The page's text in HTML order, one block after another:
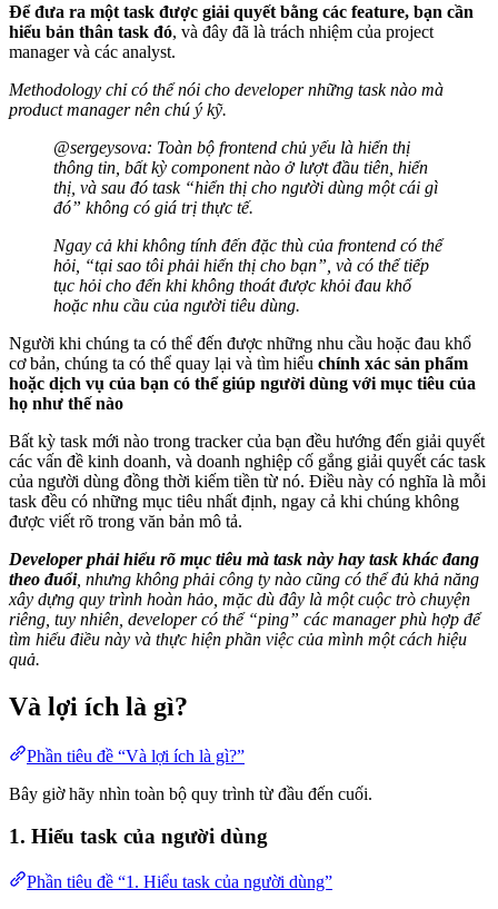
Để đưa ra một task được giải quyết bằng các feature, bạn cần
hiểu bản thân task đó, và đây đã là trách nhiệm của project
manager và các analyst.
Methodology chỉ có thể nói cho developer những task nào mà
product manager nên chú ý kỹ.
@sergeysova: Toàn bộ frontend chủ yếu là hiển thị
thông tin, bất kỳ component nào ở lượt đầu tiên, hiển
thị, và sau đó task “hiển thị cho người dùng một cái gì
đó” không có giá trị thực tế.
Ngay cả khi không tính đến đặc thù của frontend có thể
hỏi, “tại sao tôi phải hiển thị cho bạn”, và có thể tiếp
tục hỏi cho đến khi không thoát được khỏi đau khổ
hoặc nhu cầu của người tiêu dùng.
Người khi chúng ta có thể đến được những nhu cầu hoặc đau khổ
cơ bản, chúng ta có thể quay lại và tìm hiểu chính xác sản phẩm
hoặc dịch vụ của bạn có thể giúp người dùng với mục tiêu của
họ như thế nào
Bất kỳ task mới nào trong tracker của bạn đều hướng đến giải quyết
các vấn đề kinh doanh, và doanh nghiệp cố gắng giải quyết các task
của người dùng đồng thời kiếm tiền từ nó. Điều này có nghĩa là mỗi
task đều có những mục tiêu nhất định, ngay cả khi chúng không
được viết rõ trong văn bản mô tả.
Developer phải hiểu rõ mục tiêu mà task này hay task khác đang
theo đuổi, nhưng không phải công ty nào cũng có thể đủ khả năng
xây dựng quy trình hoàn hảo, mặc dù đây là một cuộc trò chuyện
riêng, tuy nhiên, developer có thể “ping” các manager phù hợp để
tìm hiểu điều này và thực hiện phần việc của mình một cách hiệu
quả.
Và lợi ích là gì?
Phần tiêu đề “Và lợi ích là gì?”
Bây giờ hãy nhìn toàn bộ quy trình từ đầu đến cuối.
1. Hiểu task của người dùng
Phần tiêu đề “1. Hiểu task của người dùng”